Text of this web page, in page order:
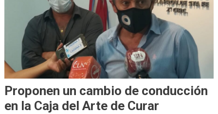
Proponen un cambio de conducción
en la Caja del Arte de Curar